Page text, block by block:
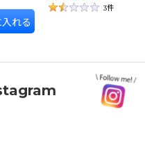
れる
3件